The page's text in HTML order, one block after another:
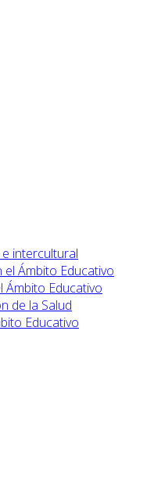
intercultural
Ámbito Educativo
Educativo
de la Salud
Educativo